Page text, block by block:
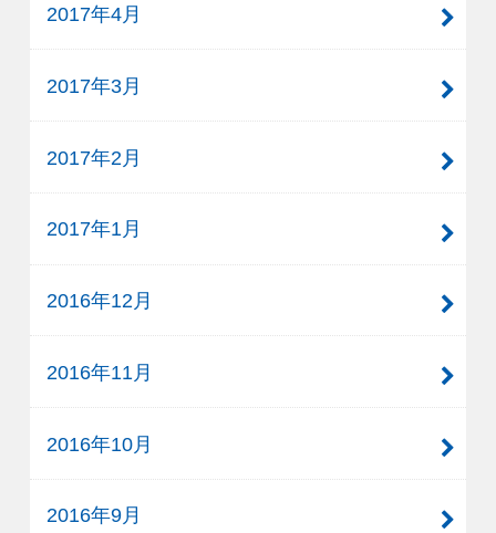
2017年4月
2017年3月
2017年2月
2017年1月
2016年12月
2016年11月
2016年10月
2016年9月